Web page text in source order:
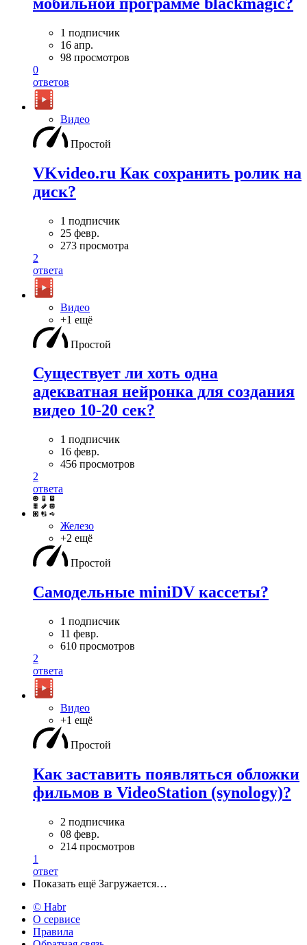
1 подписчик
16 апр.
98 просмотров
0
ответов
Видео
Простой
VKvideo.ru Как сохранить ролик на
диск?
1 подписчик
25 февр.
273 просмотра
2
ответа
Видео
+1 ещё
Простой
Существует ли хоть одна
адекватная нейронка для создания
видео 10-20 сек?
1 подписчик
16 февр.
456 просмотров
2
ответа
Железо
+2 ещё
Простой
Самодельные miniDV кассеты?
1 подписчик
11 февр.
610 просмотров
2
ответа
Видео
+1 ещё
Простой
Как заставить появляться обложки
фильмов в VideoStation (synology)?
2 подписчика
08 февр.
214 просмотров
1
ответ
Показать ещё Загружается…
© Habr
О сервисе
Правила